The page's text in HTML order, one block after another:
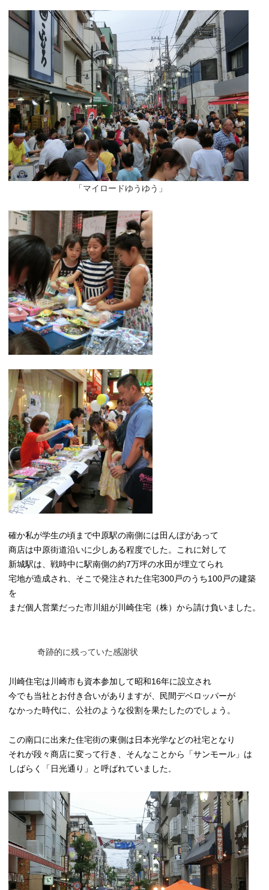
「マイロードゆうゆう」
確か私が学生の頃まで中原駅の南側には田んぼがあって
商店は中原街道沿いに少しある程度でした。これに対して
新城駅は、戦時中に駅南側の約7万坪の水田が埋立てられ
宅地が造成され、そこで発注された住宅300戸のうち100戸の建築
を
まだ個人営業だった市川組が川崎住宅（株） から請け負いました。
奇跡的に残っていた感謝状
川崎住宅は川崎市も資本参加して昭和16年に設立され
今でも当社とお付き合いがありますが、民間デベロッパーが
なかった時代に、公社のような役割を果たしたのでしょう。
この南口に出来た住宅街の東側は日本光学などの社宅となり
それが段々商店に変って行き、そんなことから「サンモール」は
しばらく「日光通り」と呼ばれていました。